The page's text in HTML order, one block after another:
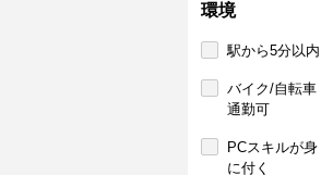
環境
駅から5分以内
バイク/自転車
通勤可
PCスキルが身
に付く